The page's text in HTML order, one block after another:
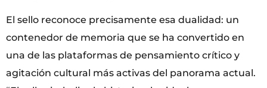
El sello reconoce precisamente esa dualidad: un
contenedor de memoria que se ha convertido en
una de las plataformas de pensamiento crítico y
agitación cultural más activas del panorama actual.